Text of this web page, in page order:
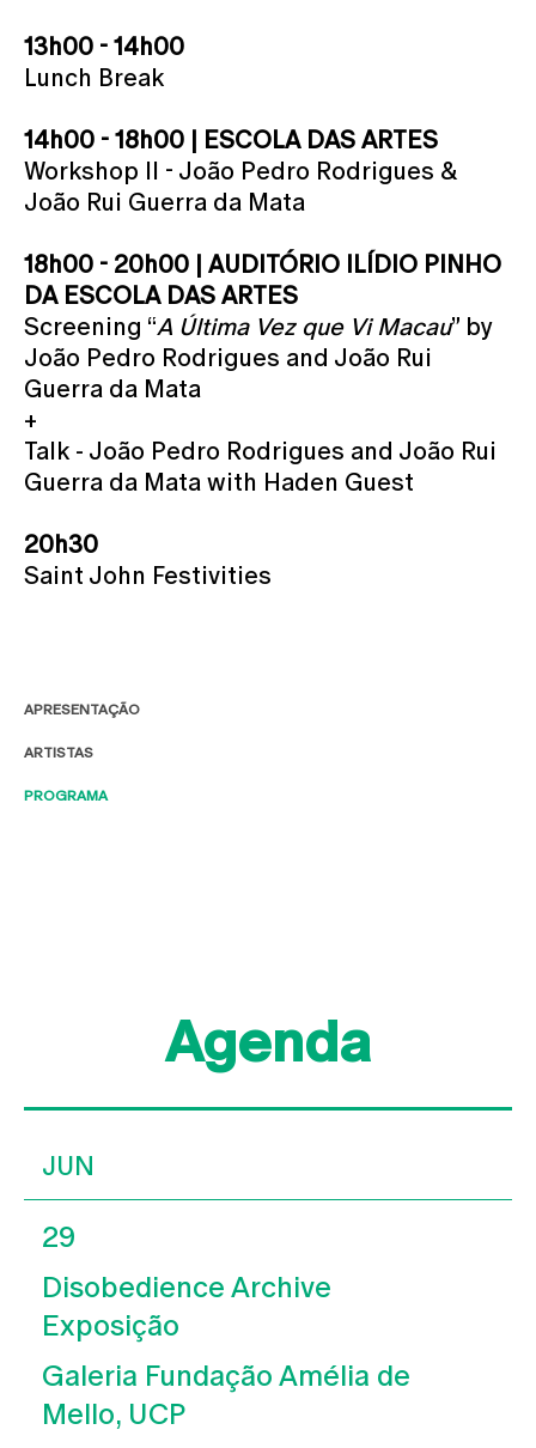
APRESENTAÇÃO
ARTISTAS
PROGRAMA
13h00 - 14h00
Lunch Break
14h00 - 18h00 | ESCOLA DAS ARTES
Workshop II - João Pedro Rodrigues &
João Rui Guerra da Mata
18h00 - 20h00 | AUDITÓRIO ILÍDIO PINHO
DA ESCOLA DAS ARTES
Screening “A Última Vez que Vi Macau” by
João Pedro Rodrigues and João Rui
Guerra da Mata
+
Talk - João Pedro Rodrigues and João Rui
Guerra da Mata with Haden Guest
20h30
Saint John Festivities
Agenda
JUN
29
Disobedience Archive
Exposição
Galeria Fundação Amélia de
Mello, UCP